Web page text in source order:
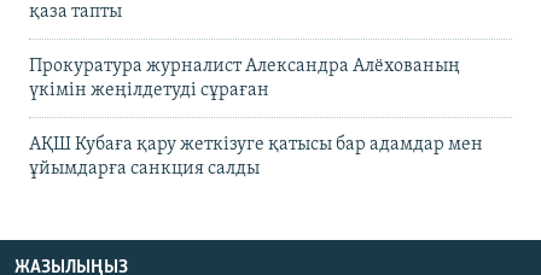
қаза тапты
Прокуратура журналист Александра Алёхованың
үкімін жеңілдетуді сұраған
АҚШ Кубаға қару жеткізуге қатысы бар адамдар мен
ұйымдарға санкция салды
ЖАЗЫЛЫҢЫЗ